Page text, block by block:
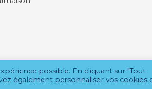
possible. En cliquant sur "Tout
également personnaliser vos cookies